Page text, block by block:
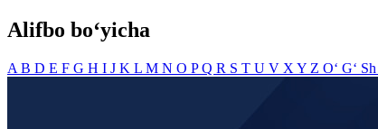
Alifbo bo‘yicha
A B D E F G H I J K L M N O PQ R S T U V X Y Z O‘ G‘ Sh